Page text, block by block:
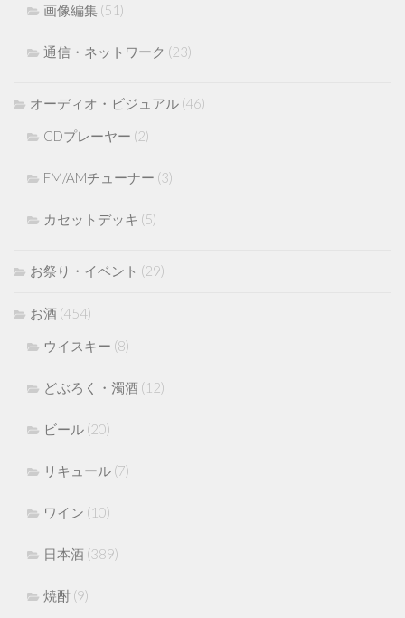
画像編集 (51)
通信・ネットワーク (23)
オーディオ・ビジュアル (46)
CDプレーヤー (2)
FM/AMチューナー (3)
カセットデッキ (5)
お祭り・イベント (29)
お酒 (454)
ウイスキー (8)
どぶろく・濁酒 (12)
ビール (20)
リキュール (7)
ワイン (10)
日本酒 (389)
焼酎 (9)